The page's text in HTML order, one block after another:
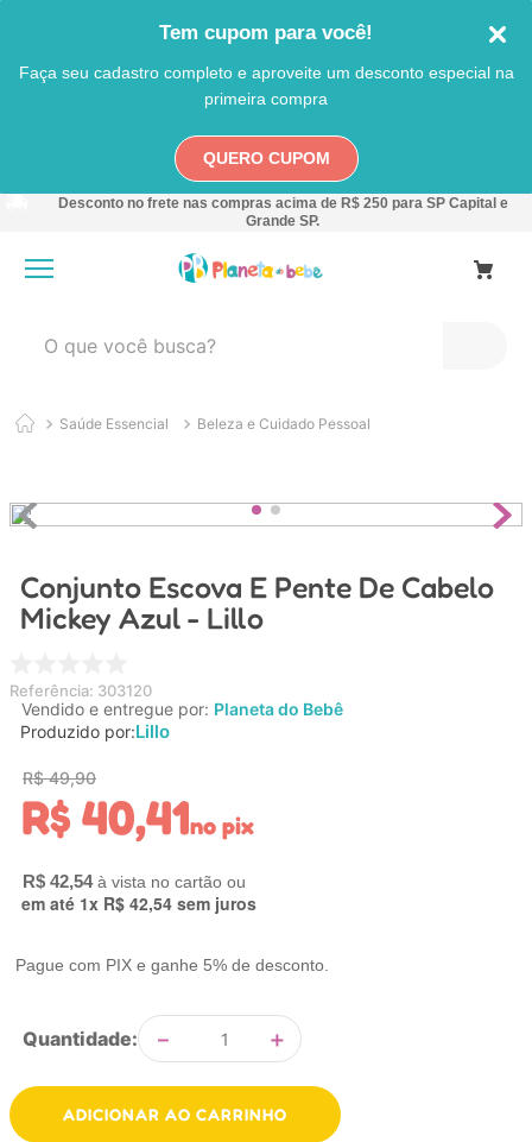
Tem cupom para você!
Faça seu cadastro completo e aproveite um desconto especial na
primeira compra
QUERO CUPOM
Desconto no frete nas compras acima de R$ 250 para SP Capital e
Grande SP.
Saúde Essencial Beleza e Cuidado Pessoal
Conjunto Escova E Pente De Cabelo
Mickey Azul - Lillo
Referência: 303120
Vendido e entregue por: Planeta do Bebê
Produzido por:Lillo
R$ 49,90
R$ 40,41no pix
R$ 42,54
em até 1x R$ 42,54 sem juros
Pague com PIX e ganhe 5% de desconto.
Quantidade ＋
－
ADICIONAR AO CARRINHO
1 º
carro
5º
chupeta
nuk
7
carrinho bebe
8º
mamadeira
10º brinquedo